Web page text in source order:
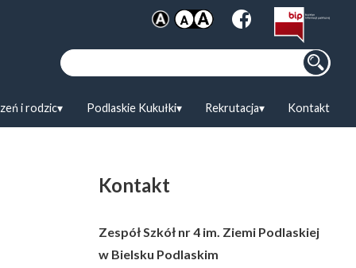
i rodzic Podlaskie Kukułki Rekrutacja Kontakt
Szukaj:
Kontakt
Zespół Szkół nr 4 im. Ziemi Podlaskiej
w Bielsku Podlaskim